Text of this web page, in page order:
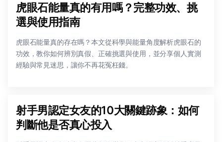
虎眼石能量真的有用嗎？完整功效、挑
選與使用指南
虎眼石能量真的存在嗎？本文從科學與能量角度解析虎眼石的
功效，教你如何辨別真假、正確挑選與使用，並分享個人實測
經驗與常見迷思，讓你不再花冤枉錢。
射手男認定女友的10大關鍵跡象：如何
判斷他是否真心投入